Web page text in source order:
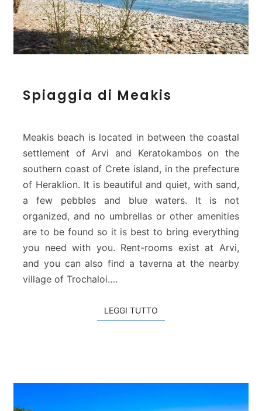
p
g
a
d
i
M
a
k
i
Spiaggia di Meakis
Meakis beach is located in between the coastal
settlement of Arvi and Keratokambos on the
southern coast of Crete island, in the prefecture
of Heraklion. It is beautiful and quiet, with sand,
a few pebbles and blue waters. It is not
organized, and no umbrellas or other amenities
are to be found so it is best to bring everything
you need with you. Rent-rooms exist at Arvi,
and you can also find a taverna at the nearby
village of Trochaloi….
LEGGI TUTTO